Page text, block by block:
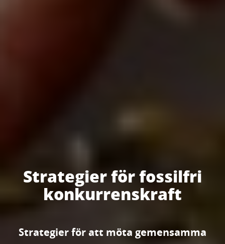
Strategier för fossilfri
konkurrenskraft
Strategier för att möta gemensamma